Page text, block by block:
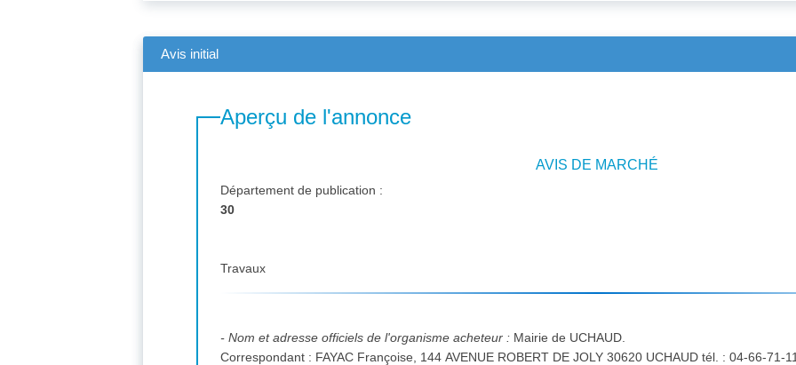
Avis initial
Aperçu de l'annonce
AVIS DE MARCHÉ
Département de publication :
30
Travaux
- Nom et adresse officiels de l'organisme acheteur : Mairie de UCHAUD.
Correspondant : FAYAC Françoise, 144 AVENUE ROBERT DE JOLY 30620 UCHAUD tél. : 04-66-71-